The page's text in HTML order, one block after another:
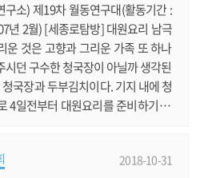
구소) 제19차 월동연구대(활동기간 :
년 2월) [세종로탐방] 대원요리 남극
운 것은 고향과 그리운 가족 또 하나
시던 구수한 청국장이 아닐까 생각된
국장과 두부김치이다. 기지 내에 청
4일전부터 대원요리를 준비하기 위
상한 냄새 ^^ 일요일 아침 대원들에
2018-10-31